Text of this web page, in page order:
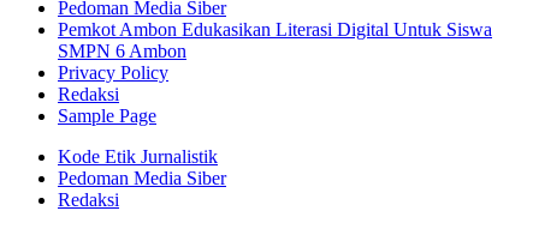
Pedoman Media Siber
Pemkot Ambon Edukasikan Literasi Digital Untuk Siswa
SMPN 6 Ambon
Privacy Policy
Redaksi
Sample Page
Kode Etik Jurnalistik
Pedoman Media Siber
Redaksi